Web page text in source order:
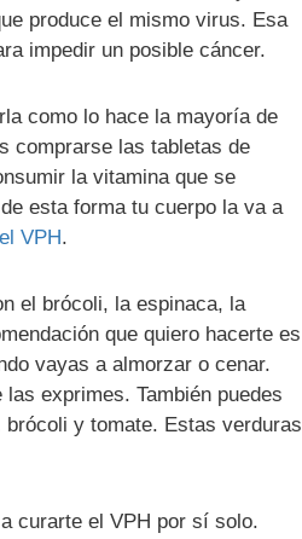
produce el mismo virus. Esa
impedir un posible cáncer.
como lo hace la mayoría de
comprarse las tabletas de
la vitamina que se
esta forma tu cuerpo la va a
VPH.
el brócoli, la espinaca, la
que quiero hacerte es
vayas a almorzar o cenar.
exprimes. También puedes
brócoli y tomate. Estas verduras
curarte el VPH por sí solo.